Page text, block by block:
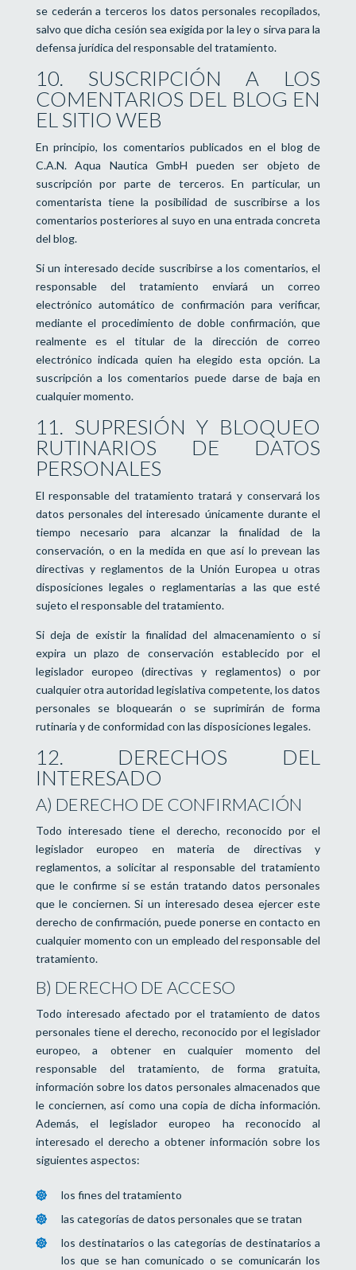
se cederán a terceros los datos personales recopilados,
salvo que dicha cesión sea exigida por la ley o sirva para la
defensa jurídica del responsable del tratamiento.
10. SUSCRIPCIÓN A LOS
COMENTARIOS DEL BLOG EN
EL SITIO WEB
En principio, los comentarios publicados en el blog de
C.A.N. Aqua Nautica GmbH pueden ser objeto de
suscripción por parte de terceros. En particular, un
comentarista tiene la posibilidad de suscribirse a los
comentarios posteriores al suyo en una entrada concreta
del blog.
Si un interesado decide suscribirse a los comentarios, el
responsable del tratamiento enviará un correo
electrónico automático de confirmación para verificar,
mediante el procedimiento de doble confirmación, que
realmente es el titular de la dirección de correo
electrónico indicada quien ha elegido esta opción. La
suscripción a los comentarios puede darse de baja en
cualquier momento.
11. SUPRESIÓN Y BLOQUEO
RUTINARIOS DE DATOS
PERSONALES
El responsable del tratamiento tratará y conservará los
datos personales del interesado únicamente durante el
tiempo necesario para alcanzar la finalidad de la
conservación, o en la medida en que así lo prevean las
directivas y reglamentos de la Unión Europea u otras
disposiciones legales o reglamentarias a las que esté
sujeto el responsable del tratamiento.
Si deja de existir la finalidad del almacenamiento o si
expira un plazo de conservación establecido por el
legislador europeo (directivas y reglamentos) o por
cualquier otra autoridad legislativa competente, los datos
personales se bloquearán o se suprimirán de forma
rutinaria y de conformidad con las disposiciones legales.
12. DERECHOS DEL
INTERESADO
A) DERECHO DE CONFIRMACIÓN
Todo interesado tiene el derecho, reconocido por el
legislador europeo en materia de directivas y
reglamentos, a solicitar al responsable del tratamiento
que le confirme si se están tratando datos personales
que le conciernen. Si un interesado desea ejercer este
derecho de confirmación, puede ponerse en contacto en
cualquier momento con un empleado del responsable del
tratamiento.
B) DERECHO DE ACCESO
Todo interesado afectado por el tratamiento de datos
personales tiene el derecho, reconocido por el legislador
europeo, a obtener en cualquier momento del
responsable del tratamiento, de forma gratuita,
información sobre los datos personales almacenados que
le conciernen, así como una copia de dicha información.
Además, el legislador europeo ha reconocido al
interesado el derecho a obtener información sobre los
siguientes aspectos:
los fines del tratamiento
las categorías de datos personales que se tratan
los destinatarios o las categorías de destinatarios a
los que se han comunicado o se comunicarán los